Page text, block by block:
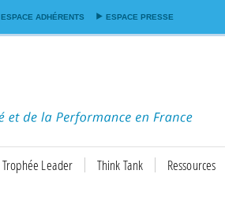
contenu
principal
ESPACE ADHÉRENTS ESPACE PRESSE
Trophée Leader Think Tank Ressources